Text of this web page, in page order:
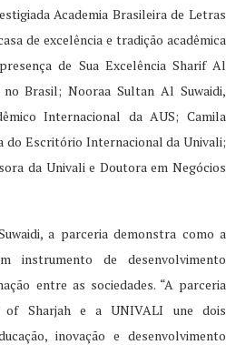
Academia Brasileira de Letras
de excelência e tradição acadêmica
de Sua Excelência Sharif Al
no Brasil; Nooraa Sultan Al Suwaidi,
Internacional da AUS; Camila
do Escritório Internacional da Univali;
da Univali e Doutora em Negócios
a parceria demonstra como a
instrumento de desenvolvimento
entre as sociedades. “A parceria
of Sharjah e a UNIVALI une dois
inovação e desenvolvimento